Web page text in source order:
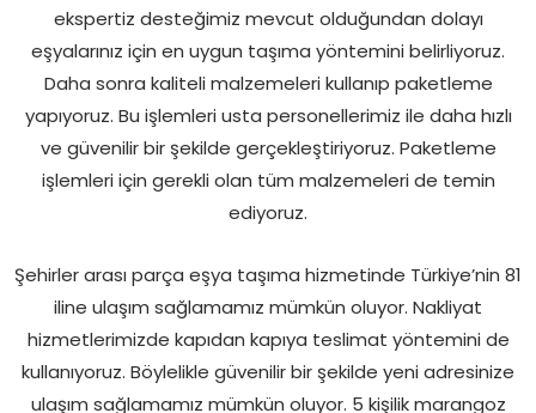
ekspertiz desteğimiz mevcut olduğundan dolayı
eşyalarınız için en uygun taşıma yöntemini belirliyoruz.
Daha sonra kaliteli malzemeleri kullanıp paketleme
yapıyoruz. Bu işlemleri usta personellerimiz ile daha hızlı
ve güvenilir bir şekilde gerçekleştiriyoruz. Paketleme
işlemleri için gerekli olan tüm malzemeleri de temin
ediyoruz.
Şehirler arası parça eşya taşıma hizmetinde Türkiye’nin 81
iline ulaşım sağlamamız mümkün oluyor. Nakliyat
hizmetlerimizde kapıdan kapıya teslimat yöntemini de
kullanıyoruz. Böylelikle güvenilir bir şekilde yeni adresinize
ulaşım sağlamamız mümkün oluyor. 5 kişilik marangoz